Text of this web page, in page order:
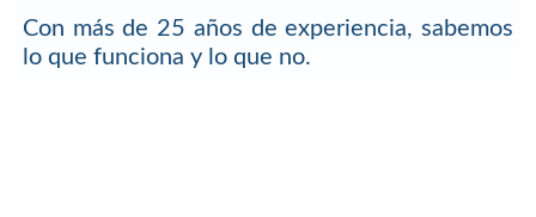
Con más de 25 años de experiencia, sabemos
lo que funciona y lo que no.